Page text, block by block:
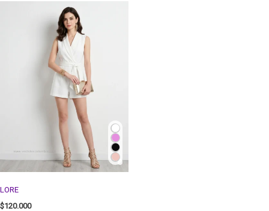
LORE
$120.000